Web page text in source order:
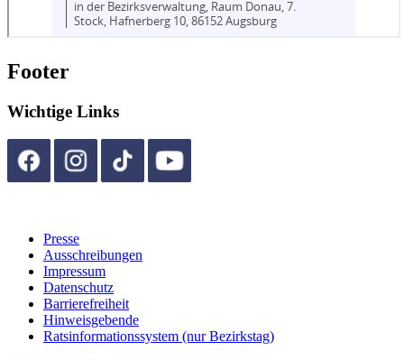
Footer
Wichtige Links
Presse
Ausschreibungen
Impressum
Datenschutz
Barrierefreiheit
Hinweisgebende
Ratsinformationssystem (nur Bezirkstag)